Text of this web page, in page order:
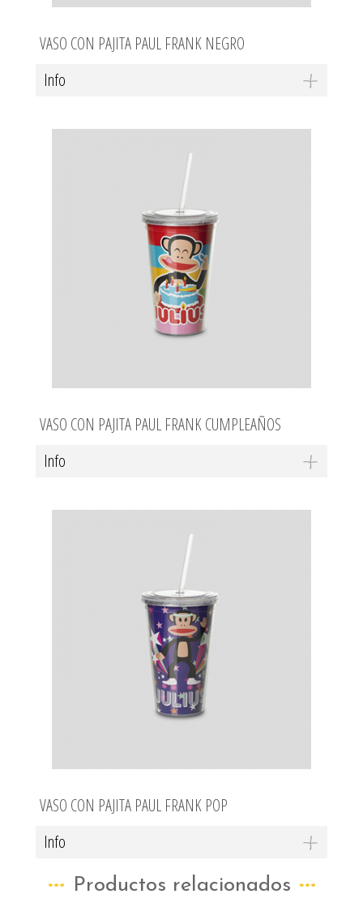
VASO CON PAJITA PAUL FRANK NEGRO
Info
VASO CON PAJITA PAUL FRANK CUMPLEAÑOS
Info
VASO CON PAJITA PAUL FRANK POP
Info
Productos relacionados